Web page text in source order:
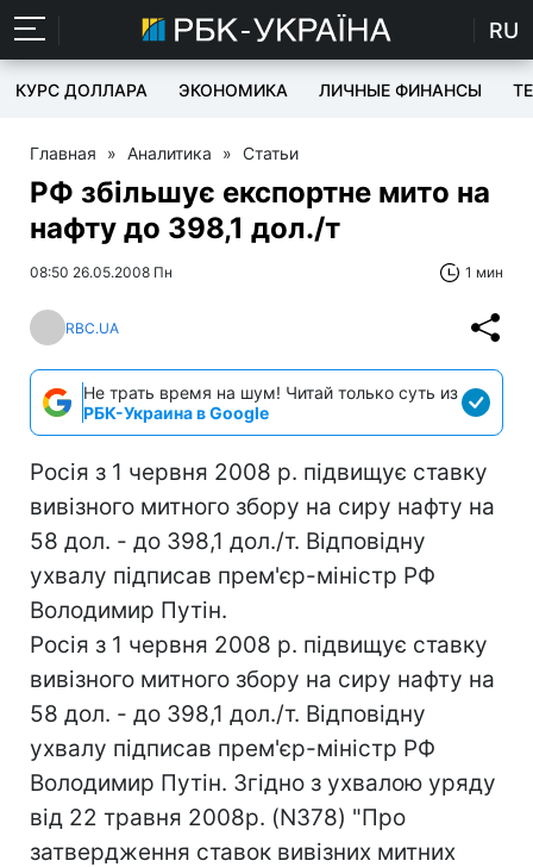
RU
КУРС ДОЛЛАРА ЭКОНОМИКА ЛИЧНЫЕ ФИНАНСЫ
Главная » Аналитика » Статьи
РФ збільшує експортне мито на
нафту до 398,1 дол./т
08:50 26.05.2008 Пн 1 мин
RBC.UA
Не трать время на шум! Читай только суть из
РБК-Украина в Google
Росія з 1 червня 2008 р. підвищує ставку
вивізного митного збору на сиру нафту на
58 дол. - до 398,1 дол./т. Відповідну
ухвалу підписав прем'єр-міністр РФ
Володимир Путін.
Росія з 1 червня 2008 р. підвищує ставку
вивізного митного збору на сиру нафту на
58 дол. - до 398,1 дол./т. Відповідну
ухвалу підписав прем'єр-міністр РФ
Володимир Путін. Згідно з ухвалою уряду
від 22 травня 2008р. (N378) "Про
затвердження ставок вивізних митних